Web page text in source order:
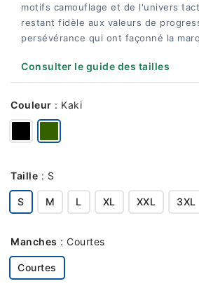
motifs camouflage et de l'univers
restant fidèle aux valeurs de
persévérance qui ont façonné la
Consulter le guide des tailles
Couleur : Kaki
Taille : S
S M L XL XXL 3XL
Manches : Courtes
Courtes